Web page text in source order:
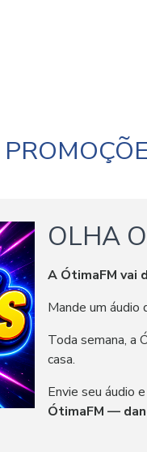
OLHA
A ÓtimaFM vai
Mande um áudio
Toda semana, a
casa.
Envie seu áudio
ÓtimaFM —